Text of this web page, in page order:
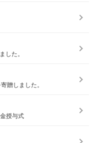
した。
贈しました。
授与式